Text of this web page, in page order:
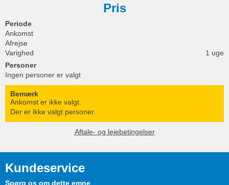
Pris
Periode
Ankomst
Afrejse
Varighed
1 uge
Personer
Ingen personer er valgt
Bemærk
Ankomst er ikke valgt.
Der er ikke valgt personer.
Aftale- og lejebetingelser
Kundeservice
Spørg os om dette emne